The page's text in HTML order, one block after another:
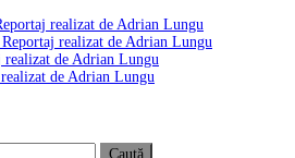
realizat de Adrian Lungu
realizat de Adrian Lungu
de Adrian Lungu
de Adrian Lungu